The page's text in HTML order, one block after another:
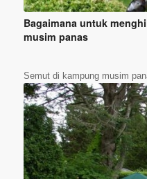
Bagaimana untuk
musim panas
Semut di kampung musim